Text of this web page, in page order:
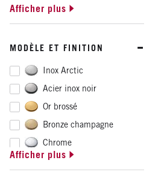
6,8 l/min à 414 kPa
Afficher plus
MODÈLE ET FINITION
Inox Arctic
Acier inox noir
Or brossé
Bronze champagne
Chrome
Lumicoat Arctic en acier
inoxydable
Afficher plus